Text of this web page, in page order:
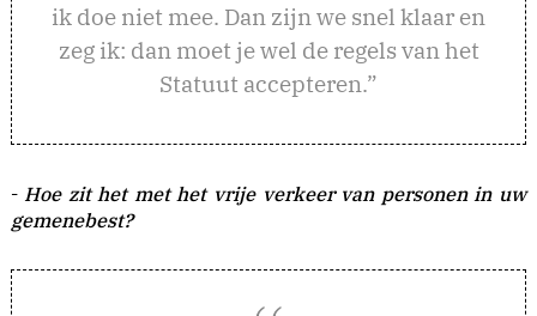
ik doe niet mee. Dan zijn we snel klaar en
zeg ik: dan moet je wel de regels van het
Statuut accepteren.”
- Hoe zit het met het vrije verkeer van personen in uw
gemenebest?